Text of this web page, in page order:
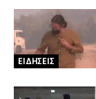
ΕΙΔΗΣΕΙΣ